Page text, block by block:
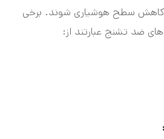
کاهش سطح هوشیاری شوند. برخی
ضد تشنج عبارتند از: